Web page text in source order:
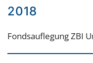
2018
Fondsauflegung ZBI